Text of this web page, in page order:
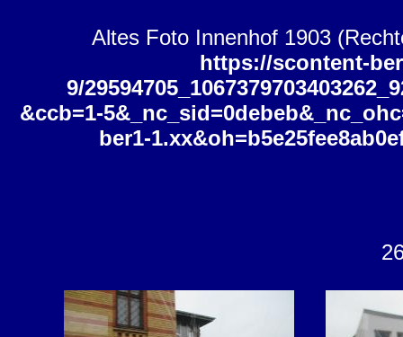
Altes Foto Innenhof 1903
https://scontent-
9/
&ccb=1-
ber1-